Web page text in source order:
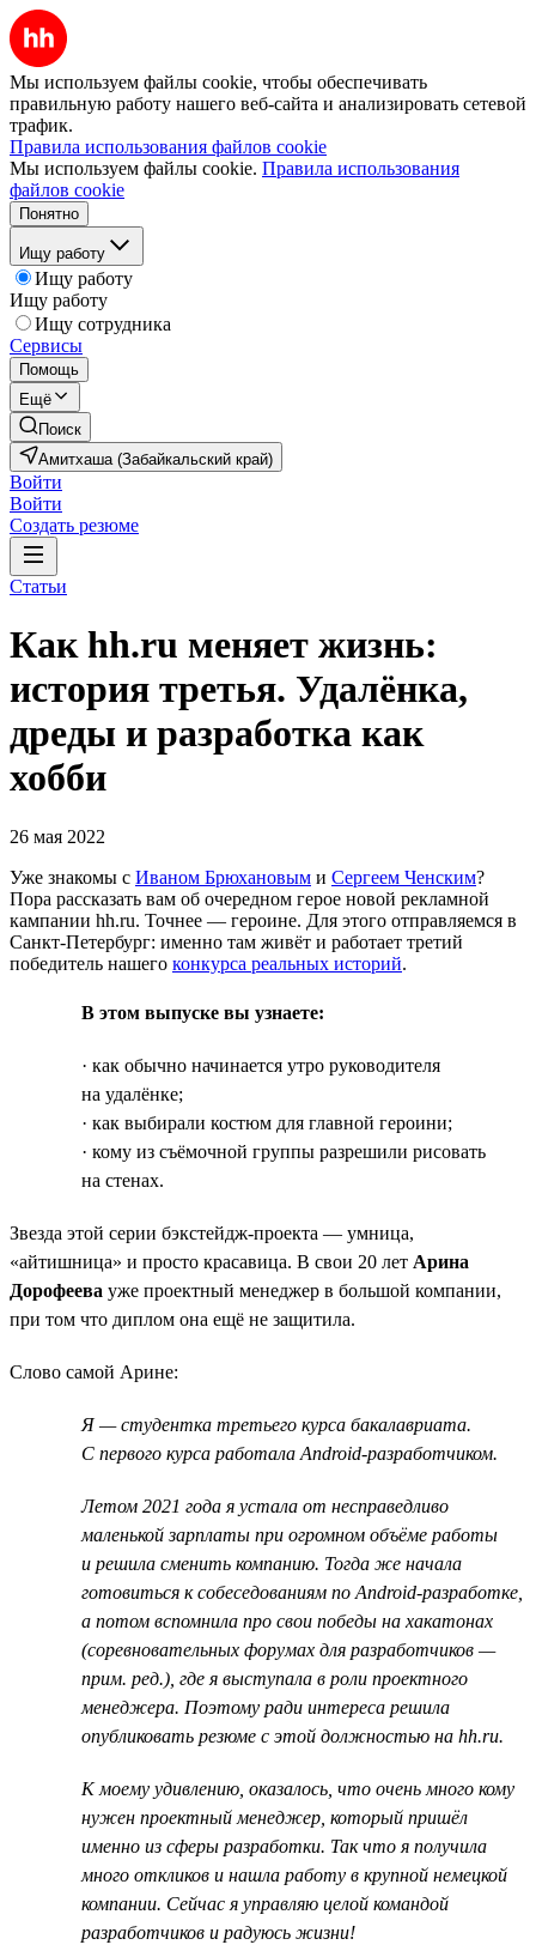
Мы используем файлы cookie, чтобы обеспечивать
правильную работу нашего веб-сайта и анализировать сетевой
трафик.
Правила использования файлов cookie
Мы используем файлы cookie. Правила использования
файлов cookie
Понятно
Ищу работу
Ищу работу
Ищу работу
Ищу сотрудника
Сервисы
Помощь
Ещё
Поиск
Амитхаша (Забайкальский край)
Войти
Войти
Создать резюме
Статьи
Как hh.ru меняет жизнь:
история третья. Удалёнка,
дреды и разработка как
хобби
26 мая 2022
Уже знакомы с Иваном Брюхановым и Сергеем Ченским?
Пора рассказать вам об очередном герое новой рекламной
кампании hh.ru. Точнее — героине. Для этого отправляемся в
Санкт-Петербург: именно там живёт и работает третий
победитель нашего конкурса реальных историй.
В этом выпуске вы узнаете:
· как обычно начинается утро руководителя
на удалёнке;
· как выбирали костюм для главной героини;
· кому из съёмочной группы разрешили рисовать
на стенах.
Звезда этой серии бэкстейдж-проекта — умница,
«айтишница» и просто красавица. В свои 20 лет Арина
Дорофеева уже проектный менеджер в большой компании,
при том что диплом она ещё не защитила.
Слово самой Арине:
Я — студентка третьего курса бакалавриата.
С первого курса работала Android-разработчиком.
Летом 2021 года я устала от несправедливо
маленькой зарплаты при огромном объёме работы
и решила сменить компанию. Тогда же начала
готовиться к собеседованиям по Android-разработке,
а потом вспомнила про свои победы на хакатонах
(соревновательных форумах для разработчиков —
прим. ред.), где я выступала в роли проектного
менеджера. Поэтому ради интереса решила
опубликовать резюме с этой должностью на hh.ru.
К моему удивлению, оказалось, что очень много кому
нужен проектный менеджер, который пришёл
именно из сферы разработки. Так что я получила
много откликов и нашла работу в крупной немецкой
компании. Сейчас я управляю целой командой
разработчиков и радуюсь жизни!